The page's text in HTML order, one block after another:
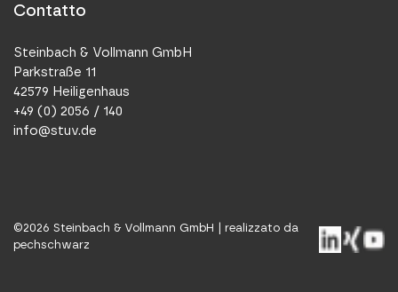
Contatto
Steinbach & Vollmann GmbH
Parkstraße 11
42579 Heiligenhaus
+49 (0) 2056 / 140
info@stuv.de
©2026 Steinbach & Vollmann GmbH | realizzato da
pechschwarz